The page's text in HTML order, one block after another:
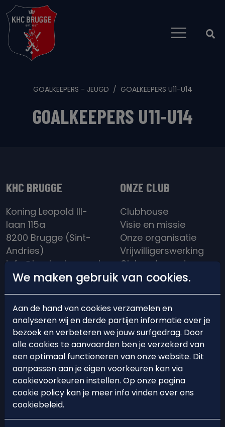
GOALKEEPERS - JEUGD GOALKEEPERS U11-U14
GOALKEEPERS U11-U14
KHC BRUGGE
Koning Leopold III-
laan 115a
8200 Brugge (Sint-
Andries)
info@hockeybrugge.be
Clubhuis: +32 50 39
ONZE CLUB
Clubhouse
Visie en missie
Onze organisatie
Vrijwilligerswerking
Clubreglement
Een rijke historiek
BEARS'ACADEMY
Lid worden
Starten met hockey
Trainingsschema
Ploegindeling
EVENTS
Events
Hockeystages &
We maken gebruik van cookies.
Aan de hand van cookies verzamelen en
analyseren wij en derde partijen informatie over je
bezoek en verbeteren we jouw surfgedrag. Door
alle cookies te aanvaarden ben je verzekerd van
een optimaal functioneren van onze website. Dit
aanpassen aan je eigen voorkeuren kan via
cookievoorkeuren instellen. Op onze pagina
cookie policy kan je meer info vinden over ons
cookiebeleid.